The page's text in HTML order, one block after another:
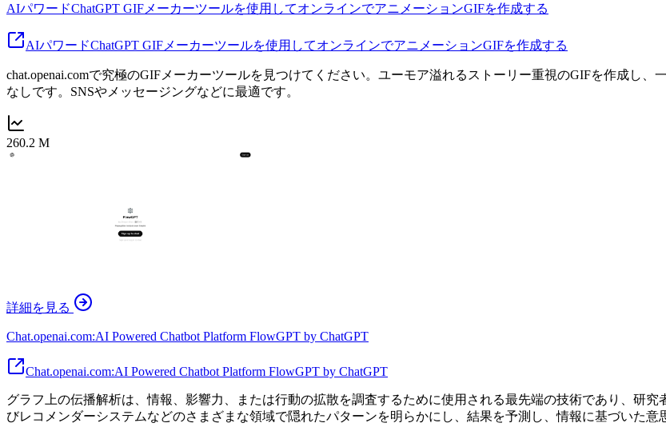
AIパワードChatGPT GIFメーカーツールを使用してオンラインでアニメーションGIFを作成する
AIパワードChatGPT GIFメーカーツールを使用してオンラインでアニメーションGIFを作成する
chat.openai.comで究極のGIFメーカーツールを見つけてください。ユーモア溢れるストーリー重視のGIFを作成し
なしです。SNSやメッセージングなどに最適です。
260.2 M
詳細を見る
Chat.openai.com:AI Powered Chatbot Platform FlowGPT by ChatGPT
Chat.openai.com:AI Powered Chatbot Platform FlowGPT by ChatGPT
グラフ上の伝播解析は、情報、影響力、または行動の拡散を調査するために使用される最先端の技術であり、研
びレコメンダーシステムなどのさまざまな領域で隠れたパターンを明らかにし、結果を予測し、情報に基づいた意